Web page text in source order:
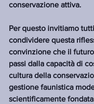
conservazione attiva.
Per questo invitiamo
condividere questa
convinzione che il
passi dalla capacità di
cultura della
gestione faunistica
scientificamente